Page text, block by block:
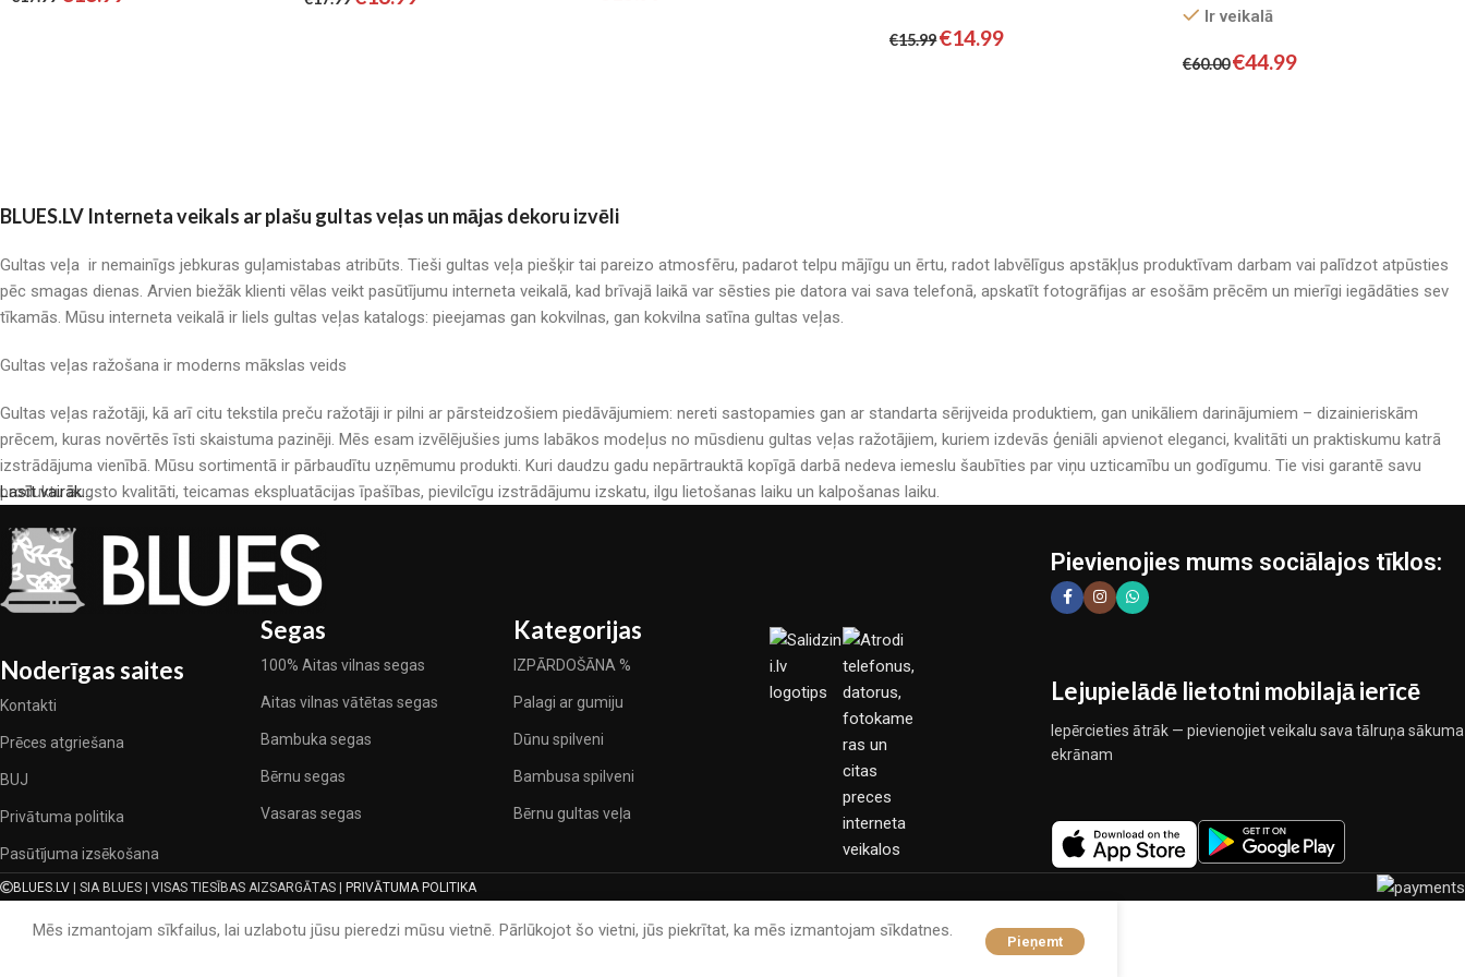
€15.99€14.99
Ir veikalā
€60.00€44.99
BLUES.LV Interneta veikals ar plašu gultas veļas un mājas dekoru izvēli
Gultas veļa ir nemainīgs jebkuras guļamistabas atribūts. Tieši gultas veļa piešķir tai pareizo atmosfēru, padarot telpu mājīgu un ērtu, radot labvēlīgus apstākļus produktīvam darbam vai palīdzot atpūsties
pēc smagas dienas. Arvien biežāk klienti vēlas veikt pasūtījumu interneta veikalā, kad brīvajā laikā var sēsties pie datora vai sava telefonā, apskatīt fotogrāfijas ar esošām prēcēm un mierīgi iegādāties sev
tīkamās. Mūsu interneta veikalā ir liels gultas veļas katalogs: pieejamas gan kokvilnas, gan kokvilna satīna gultas veļas.
Gultas veļas ražošana ir moderns mākslas veids
Gultas veļas ražotāji, kā arī citu tekstila preču ražotāji ir pilni ar pārsteidzošiem piedāvājumiem: nereti sastopamies gan ar standarta sērijveida produktiem, gan unikāliem darinājumiem – dizainieriskām
prēcem, kuras novērtēs īsti skaistuma pazinēji. Mēs esam izvēlējušies jums labākos modeļus no mūsdienu gultas veļas ražotājiem, kuriem izdevās ģeniāli apvienot eleganci, kvalitāti un praktiskumu katrā
izstrādājuma vienībā. Mūsu sortimentā ir pārbaudītu uzņēmumu produkti. Kuri daudzu gadu nepārtrauktā kopīgā darbā nedeva iemeslu šaubīties par viņu uzticamību un godīgumu. Tie visi garantē savu
produktu augsto kvalitāti, teicamas ekspluatācijas īpašības, pievilcīgu izstrādājumu izskatu, ilgu lietošanas laiku un kalpošanas laiku.
Lasīt vairāk...
Noderīgas saites
Kontakti
Prēces atgriešana
BUJ
Privātuma politika
Pasūtījuma izsēkošana
Segas
100% Aitas vilnas segas
Aitas vilnas vātētas segas
Bambuka segas
Bērnu segas
Vasaras segas
Kategorijas
IZPĀRDOŠĀNA %
Palagi ar gumiju
Dūnu spilveni
Bambusa spilveni
Bērnu gultas veļa
Pievienojies mums sociālajos tīklos:
Lejupielādē lietotni mobilajā ierīcē
Iepērcieties ātrāk — pievienojiet veikalu sava tālruņa sākuma
ekrānam
BLUES.LV | SIA BLUES | VISAS TIESĪBAS AIZSARGĀTAS | PRIVĀTUMA POLITIKA
Mēs izmantojam sīkfailus, lai uzlabotu jūsu pieredzi mūsu vietnē. Pārlūkojot šo vietni, jūs piekrītat, ka mēs izmantojam sīkdatnes.
Pieņemt